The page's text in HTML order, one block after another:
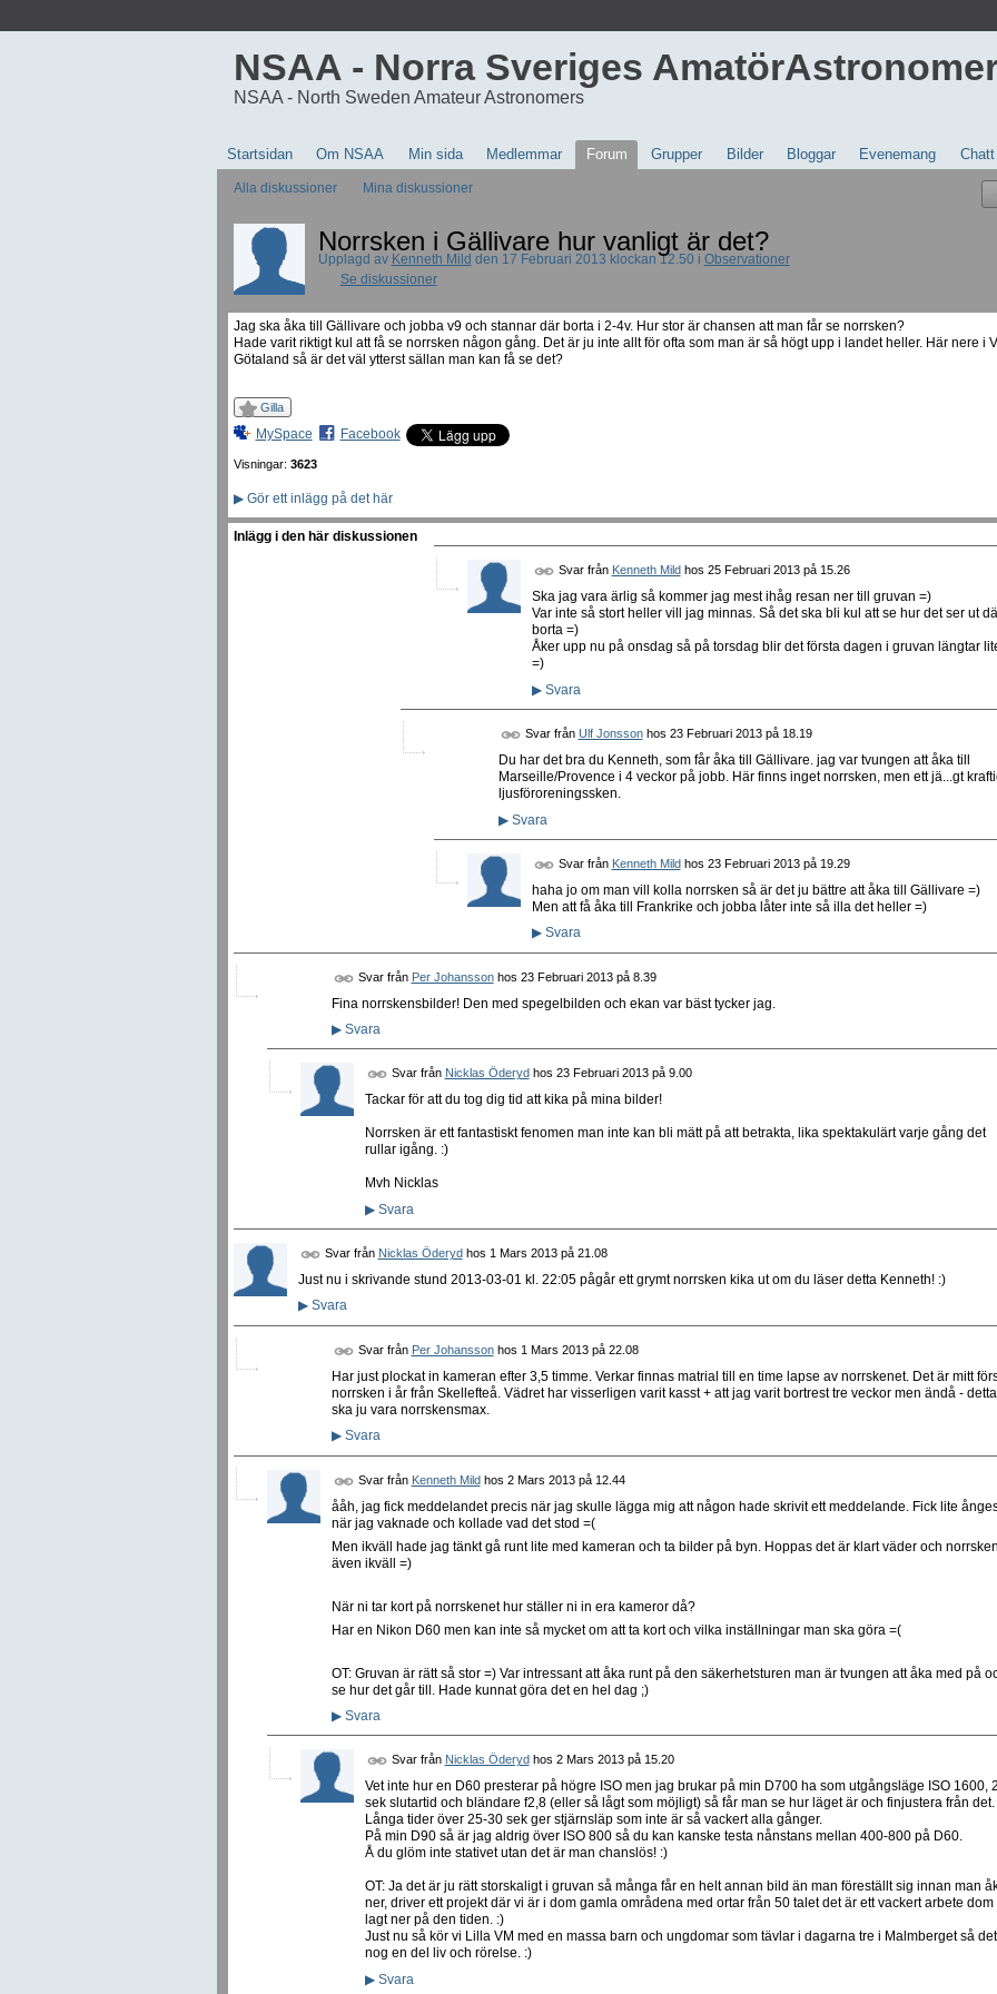
NSAA - Norra Sveriges
NSAA - North Sweden Amateur Astronomers
Startsidan Om NSAA Min sida Medlemmar Forum Grupper Bilder Bloggar Evenemang Chatt
Alla diskussioner Mina diskussioner
Norrsken i Gällivare hur vanligt är det?
Upplagd av Kenneth Mild den 17 Februari 2013 klockan 12.50 i Observationer
Se diskussioner
Jag ska åka till Gällivare och jobba v9 och stannar där borta i 2-4v. Hur stor är chansen att man får se norrsken?
Hade varit riktigt kul att få se norrsken någon gång. Det är ju inte allt för ofta som man är så högt upp i landet heller. Här nere i
Götaland så är det väl ytterst sällan man kan få se det?
Gilla
MySpace Facebook
Visningar: 3623
▶Gör ett inlägg på det här
Inlägg i den här diskussionen
Svar från Kenneth Mild hos 25 Februari 2013 på 15.26
Ska jag vara ärlig så kommer jag mest ihåg resan ner till gruvan =)
Var inte så stort heller vill jag minnas. Så det ska bli kul att se hur det ser ut
borta =)
Åker upp nu på onsdag så på torsdag blir det första dagen i gruvan längtar
=)
▶Svara
Svar från Ulf Jonssonhos 23 Februari 2013 på 18.19
Du har det bra du Kenneth, som får åka till Gällivare. jag var tvungen att åka till
Marseille/Provence i 4 veckor på jobb. Här finns inget norrsken, men ett jä...gt
ljusföroreningssken.
▶Svara
Svar från Kenneth Mild hos 23 Februari 2013 på 19.29
haha jo om man vill kolla norrsken så är det ju bättre att åka till Gällivare =)
Men att få åka till Frankrike och jobba låter inte så illa det heller =)
▶Svara
Svar från Per Johanssonhos 23 Februari 2013 på 8.39
Fina norrskensbilder! Den med spegelbilden och ekan var bäst tycker jag.
▶Svara
Svar från Nicklas Öderyd hos 23 Februari 2013 på 9.00
Tackar för att du tog dig tid att kika på mina bilder!
Norrsken är ett fantastiskt fenomen man inte kan bli mätt på att betrakta, lika spektakulärt varje gång det
rullar igång. :)
Mvh Nicklas
▶Svara
Svar från Nicklas Öderyd hos 1 Mars 2013 på 21.08
Just nu i skrivande stund 2013-03-01 kl. 22:05 pågår ett grymt norrsken kika ut om du läser detta Kenneth! :)
▶Svara
Svar från Per Johanssonhos 1 Mars 2013 på 22.08
Har just plockat in kameran efter 3,5 timme. Verkar finnas matrial till en time lapse av norrskenet. Det är mitt
norrsken i år från Skellefteå. Vädret har visserligen varit kasst + att jag varit bortrest tre veckor men ändå - detta
ska ju vara norrskensmax.
▶Svara
Svar från Kenneth Mildhos 2 Mars 2013 på 12.44
ååh, jag fick meddelandet precis när jag skulle lägga mig att någon hade skrivit ett meddelande. Fick lite
när jag vaknade och kollade vad det stod =(
Men ikväll hade jag tänkt gå runt lite med kameran och ta bilder på byn. Hoppas det är klart väder och
även ikväll =)
När ni tar kort på norrskenet hur ställer ni in era kameror då?
Har en Nikon D60 men kan inte så mycket om att ta kort och vilka inställningar man ska göra =(
OT: Gruvan är rätt så stor =) Var intressant att åka runt på den säkerhetsturen man är tvungen att åka med på
se hur det går till. Hade kunnat göra det en hel dag ;)
▶Svara
Svar från Nicklas Öderyd hos 2 Mars 2013 på 15.20
Vet inte hur en D60 presterar på högre ISO men jag brukar på min D700 ha som utgångsläge ISO 1600,
sek slutartid och bländare f2,8 (eller så lågt som möjligt) så får man se hur läget är och finjustera från det.
Långa tider över 25-30 sek ger stjärnsläp som inte är så vackert alla gånger.
På min D90 så är jag aldrig över ISO 800 så du kan kanske testa nånstans mellan 400-800 på D60.
Å du glöm inte stativet utan det är man chanslös! :)
OT: Ja det är ju rätt storskaligt i gruvan så många får en helt annan bild än man föreställt sig innan man
ner, driver ett projekt där vi är i dom gamla områdena med ortar från 50 talet det är ett vackert arbete dom
lagt ner på den tiden. :)
Just nu så kör vi Lilla VM med en massa barn och ungdomar som tävlar i dagarna tre i Malmberget så
nog en del liv och rörelse. :)
▶Svara